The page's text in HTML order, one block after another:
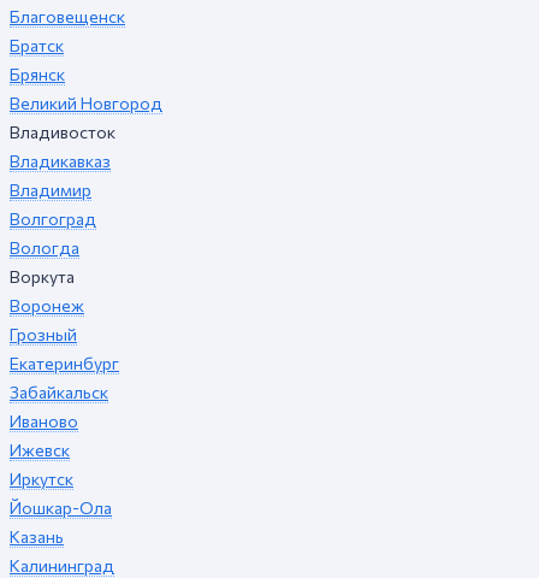
Благовещенск
Братск
Брянск
Великий Новгород
Владивосток
Владикавказ
Владимир
Волгоград
Вологда
Воркута
Воронеж
Грозный
Екатеринбург
Забайкальск
Иваново
Ижевск
Иркутск
Йошкар-Ола
Казань
Калининград